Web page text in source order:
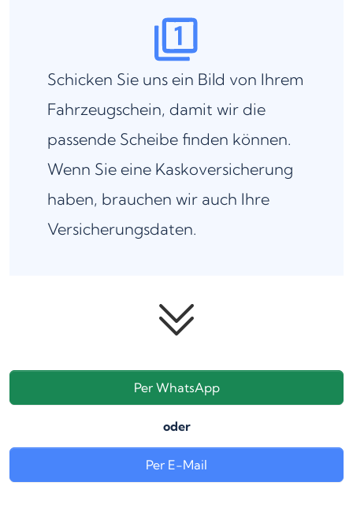
Schicken Sie uns ein Bild von Ihrem
Fahrzeugschein, damit wir die
passende Scheibe finden können.
Wenn Sie eine Kaskoversicherung
haben, brauchen wir auch Ihre
Versicherungsdaten.
Per WhatsApp
oder
Per E-Mail